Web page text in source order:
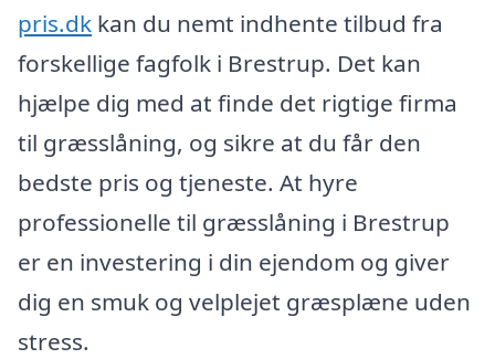
pris.dk kan du nemt indhente tilbud fra
forskellige fagfolk i Brestrup. Det kan
hjælpe dig med at finde det rigtige firma
til græsslåning, og sikre at du får den
bedste pris og tjeneste. At hyre
professionelle til græsslåning i Brestrup
er en investering i din ejendom og giver
dig en smuk og velplejet græsplæne uden
stress.